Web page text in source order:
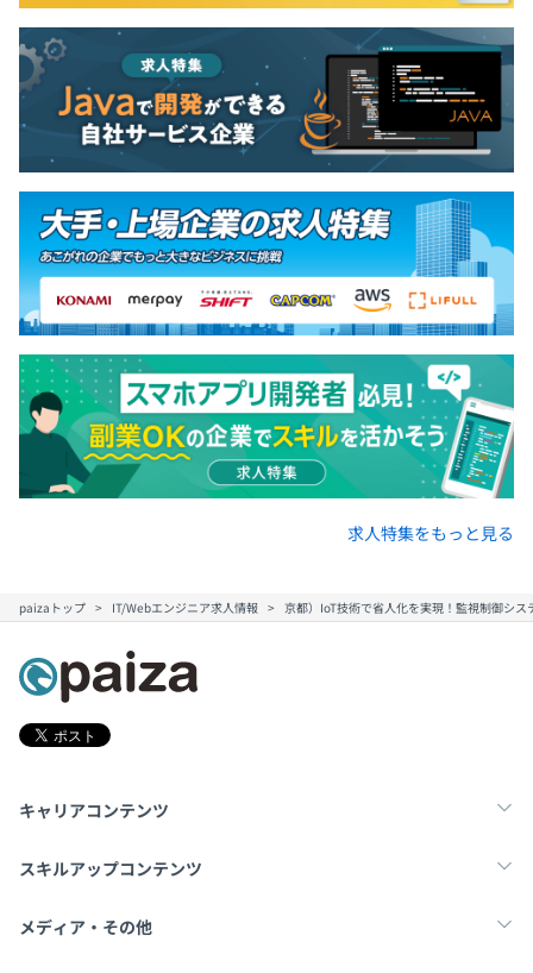
求人特集をもっと見る
paizaトップ IT/Webエンジニア求人情報 京都）IoT技術で省人化を実現！監視制御シ
キャリアコンテンツ
転職・キャリア
スキルアップコンテンツ
学習
メディア・その他